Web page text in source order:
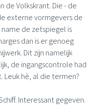
de Volkskrant. Die - de
externe vormgevers de
de zetspiegel is
dan is er genoeg
Dit zijn namelijk
de ingangscontrole had
Leuk hè, al die termen?
Interessant gegeven.